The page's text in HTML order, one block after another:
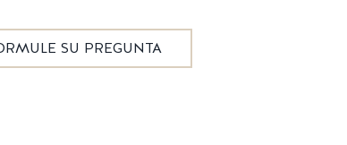
SU PREGUNTA